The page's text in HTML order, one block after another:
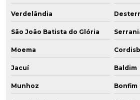
Verdelândia
São João Batista do Glória
Moema
Jacuí Baldim
Munhoz Bonfim